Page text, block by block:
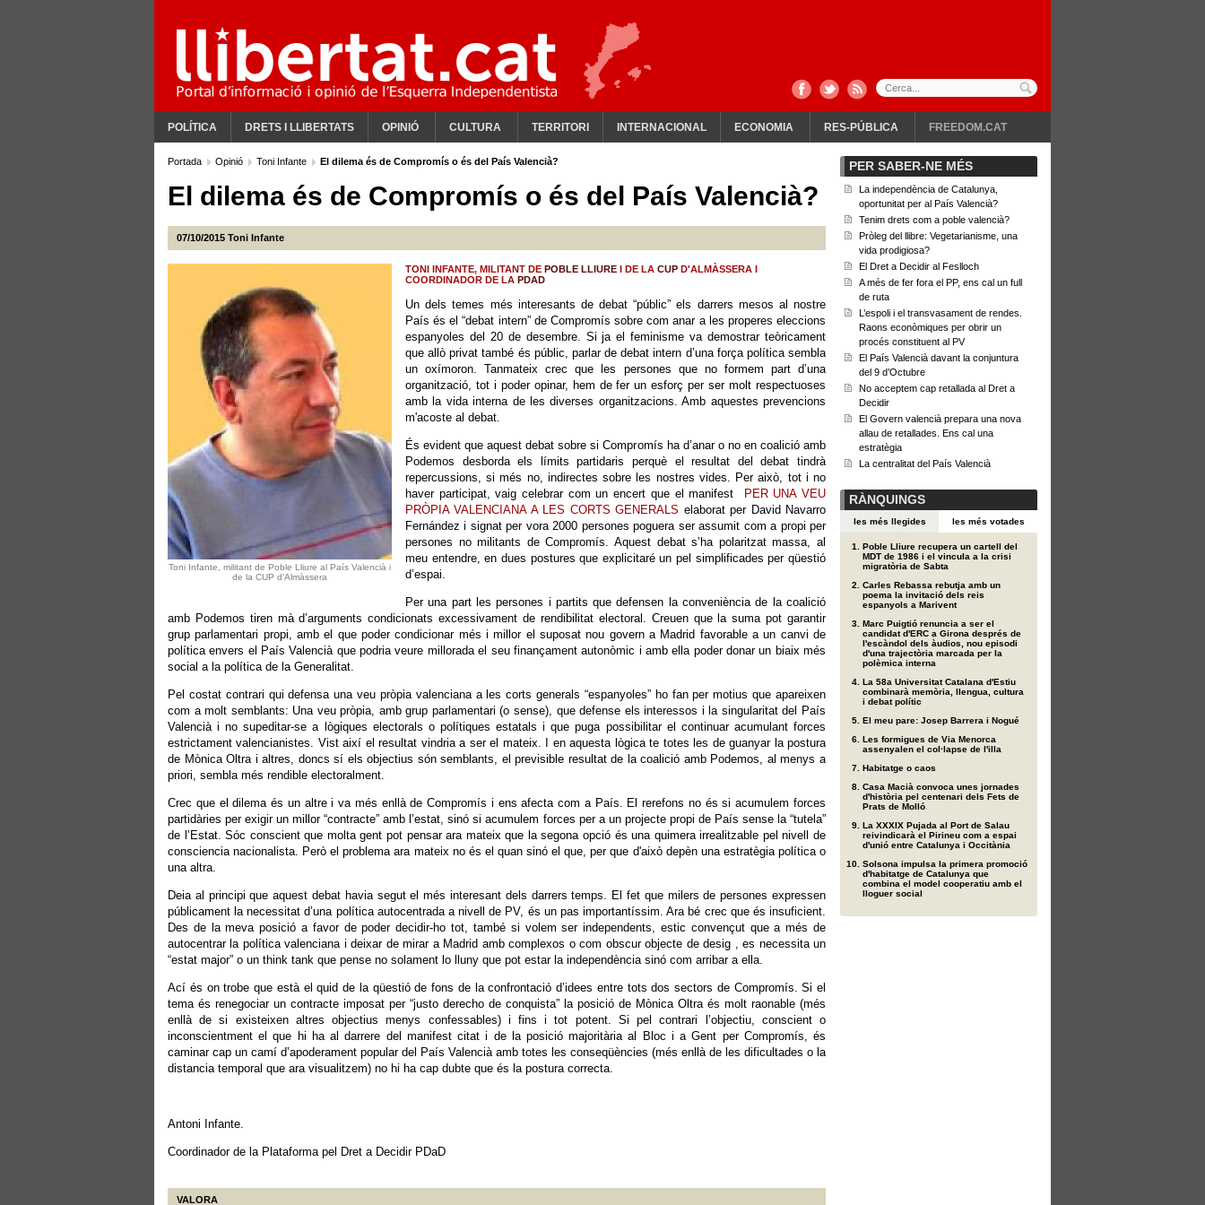
POLÍTICA DRETS I LLIBERTATS OPINIÓ CULTURA TERRITORI INTERNACIONAL ECONOMIA RES-PÚBLICA FREEDOM.CAT
Portada Opinió Toni Infante El dilema és de Compromís o és del País Valencià?
El dilema és de Compromís o és del País Valencià?
07/10/2015 Toni Infante
Toni Infante, militant de Poble Lliure al País Valencià i
de la CUP d'Almàssera
TONI INFANTE, MILITANT DE POBLE LLIURE I DE LA CUP D'ALMÀSSERA I
COORDINADOR DE LA PDAD
Un dels temes més interesants de debat “públic” els darrers mesos al nostre
País és el “debat intern” de Compromís sobre com anar a les properes eleccions
espanyoles del 20 de desembre. Si ja el feminisme va demostrar teòricament
que allò privat també és públic, parlar de debat intern d’una força política sembla
un oxímoron. Tanmateix crec que les persones que no formem part d’una
organització, tot i poder opinar, hem de fer un esforç per ser molt respectuoses
amb la vida interna de les diverses organitzacions. Amb aquestes prevencions
m'acoste al debat.
És evident que aquest debat sobre si Compromís ha d’anar o no en coalició amb
Podemos desborda els límits partidaris perquè el resultat del debat tindrà
repercussions, si més no, indirectes sobre les nostres vides. Per això, tot i no
haver participat, vaig celebrar com un encert que el manifest
PER UNA VEU
PRÒPIA VALENCIANA A LES CORTS GENERALS elaborat per David Navarro
Fernández i signat per vora 2000 persones poguera ser assumit com a propi per
persones no militants de Compromís. Aquest debat s’ha polaritzat massa, al
meu entendre, en dues postures que explicitaré un pel simplificades per qüestió
d’espai.
Per una part les persones i partits que defensen la conveniència de la coalició
amb Podemos tiren mà d’arguments condicionats excessivament de rendibilitat electoral. Creuen que la suma pot garantir
grup parlamentari propi, amb el que poder condicionar més i millor el suposat nou govern a Madrid favorable a un canvi de
política envers el País Valencià que podria veure millorada el seu finançament autonòmic i amb ella poder donar un biaix més
social a la política de la Generalitat.
Pel costat contrari qui defensa una veu pròpia valenciana a les corts generals “espanyoles” ho fan per motius que apareixen
com a molt semblants: Una veu pròpia, amb grup parlamentari (o sense), que defense els interessos i la singularitat del País
Valencià i no supeditar-se a lògiques electorals o polítiques estatals i que puga possibilitar el continuar acumulant forces
estrictament valencianistes. Vist així el resultat vindria a ser el mateix. I en aquesta lògica te totes les de guanyar la postura
de Mònica Oltra i altres, doncs sí els objectius són semblants, el previsible resultat de la coalició amb Podemos, al menys a
priori, sembla més rendible electoralment.
Crec que el dilema és un altre i va més enllà de Compromís i ens afecta com a País. El rerefons no és si acumulem forces
partidàries per exigir un millor “contracte” amb l’estat, sinó si acumulem forces per a un projecte propi de País sense la “tutela”
de l’Estat. Sóc conscient que molta gent pot pensar ara mateix que la segona opció és una quimera irrealitzable pel nivell de
consciencia nacionalista. Però el problema ara mateix no és el quan sinó el que, per que d'això depèn una estratègia política o
una altra.
Deia al principi que aquest debat havia segut el més interesant dels darrers temps. El fet que milers de persones expressen
públicament la necessitat d’una política autocentrada a nivell de PV, és un pas importantíssim. Ara bé crec que és insuficient.
Des de la meva posició a favor de poder decidir-ho tot, també si volem ser independents, estic convençut que a més de
autocentrar la política valenciana i deixar de mirar a Madrid amb complexos o com obscur objecte de desig , es necessita un
“estat major” o un think tank que pense no solament lo lluny que pot estar la independència sinó com arribar a ella.
Ací és on trobe que està el quid de la qüestió de fons de la confrontació d’idees entre tots dos sectors de Compromís. Si el
tema és renegociar un contracte imposat per “justo derecho de conquista” la posició de Mònica Oltra és molt raonable (més
enllà de si existeixen altres objectius menys confessables) i fins i tot potent. Si pel contrari l’objectiu, conscient o
inconscientment el que hi ha al darrere del manifest citat i de la posició majoritària al Bloc i a Gent per Compromís, és
caminar cap un camí d’apoderament popular del País Valencià amb totes les conseqüències (més enllà de les dificultades o la
distancia temporal que ara visualitzem) no hi ha cap dubte que és la postura correcta.
Antoni Infante.
Coordinador de la Plataforma pel Dret a Decidir PDaD
VALORA
PER SABER-NE MÉS
La independència de Catalunya,
oportunitat per al País Valencià?
Tenim drets com a poble valencià?
Pròleg del llibre: Vegetarianisme, una
vida prodigiosa?
El Dret a Decidir al Feslloch
A més de fer fora el PP, ens cal un full
de ruta
L’espoli i el transvasament de rendes.
Raons econòmiques per obrir un
procés constituent al PV
El País Valencià davant la conjuntura
del 9 d’Octubre
No acceptem cap retallada al Dret a
Decidir
El Govern valencià prepara una nova
allau de retallades. Ens cal una
estratègia
La centralitat del País Valencià
RÀNQUINGS
les més llegides les més votades
Poble Lliure recupera un cartell del
MDT de 1986 i el vincula a la crisi
migratòria de Sabta
Carles Rebassa rebutja amb un
poema la invitació dels reis
espanyols a Marivent
Marc Puigtió renuncia a ser el
candidat d'ERC a Girona després de
l'escàndol dels àudios, nou episodi
d'una trajectòria marcada per la
polèmica interna
La 58a Universitat Catalana d'Estiu
combinarà memòria, llengua, cultura
i debat polític
El meu pare: Josep Barrera i Nogué
Les formigues de Via Menorca
assenyalen el col·lapse de l'illa
Habitatge o caos
Casa Macià convoca unes jornades
d'història pel centenari dels Fets de
Prats de Molló
La XXXIX Pujada al Port de Salau
reivindicarà el Pirineu com a espai
d'unió entre Catalunya i Occitània
Solsona impulsa la primera promoció
d'habitatge de Catalunya que
combina el model cooperatiu amb el
lloguer social